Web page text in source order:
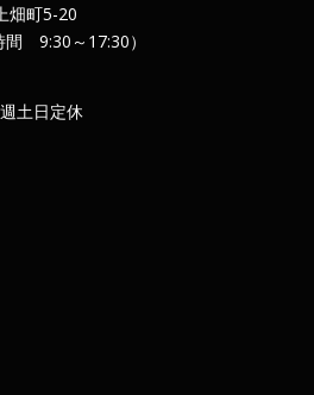
畑町5-20
9:30～17:30）
土日定休